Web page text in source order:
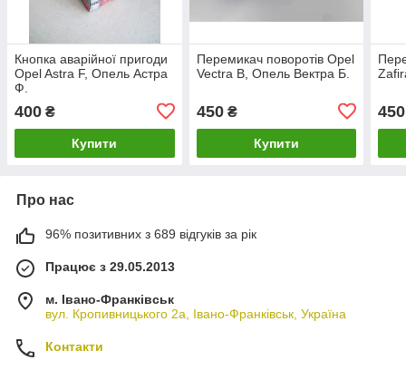
Кнопка аварійної пригоди
Opel Astra F, Опель Астра
Ф.
400 ₴
Купити
Перемикач поворотів Opel
Vectra B, Опель Вектра Б.
450₴
Купити
450
Про нас
96% позитивних з 689 відгуків за рік
Працює з 29.05.2013
м. Івано-Франківськ
вул. Кропивницького 2а, Івано-Франківськ, Україна
Контакти